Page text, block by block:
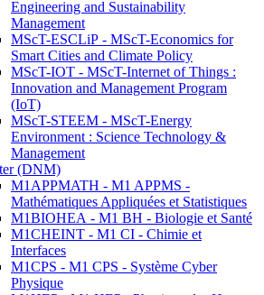
Engineering and Sustainability
Management
MScT-ESCLiP - MScT-Economics for
Smart Cities and Climate Policy
MScT-IOT - MScT-Internet of Things :
Innovation and Management Program
(IoT)
MScT-STEEM - MScT-Energy
Environment : Science Technology &
Management
(DNM)
M1APPMATH - M1 APPMS -
Mathématiques Appliquées et Statistiques
M1BIOHEA - M1 BH - Biologie et Santé
M1CHEINT - M1 CI - Chimie et
Interfaces
M1CPS - M1 CPS - Système Cyber
Physique